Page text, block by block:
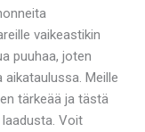
vaikeastikin
puuhaa, joten
Meille
tärkeää ja tästä
Voit